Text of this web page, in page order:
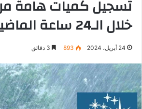
تسجيل كميات هامة
خلال الـ24 ساعة الماضية
24 أبريل، 2024 893